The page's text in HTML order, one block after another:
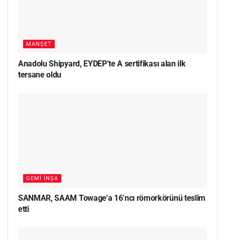
MANŞET
Anadolu Shipyard, EYDEP’te A sertifikası alan ilk
tersane oldu
GEMI İNŞA
SANMAR, SAAM Towage’a 16’ncı römorkörünü teslim
etti